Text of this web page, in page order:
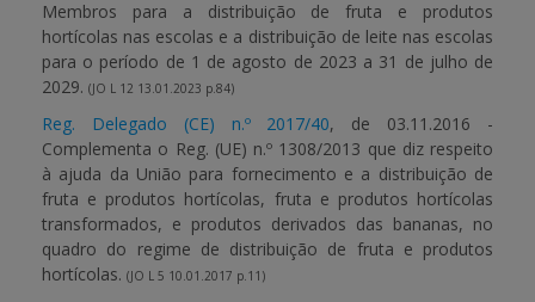
Membros para a distribuição de fruta e produtos
hortícolas nas escolas e a distribuição de leite nas escolas
para o período de 1 de agosto de 2023 a 31 de julho de
2029. (JO L 12 13.01.2023 p.84)
Reg. Delegado (CE) n.º 2017/40, de 03.11.2016 -
Complementa o Reg. (UE) n.º 1308/2013 que diz respeito
à ajuda da União para fornecimento e a distribuição de
fruta e produtos hortícolas, fruta e produtos hortícolas
transformados, e produtos derivados das bananas, no
quadro do regime de distribuição de fruta e produtos
hortícolas. (JO L 5 10.01.2017 p.11)